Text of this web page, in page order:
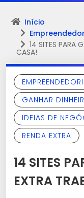
Início
14 SITES PARA
CASA!
GANHAR
IDEIAS DE
RENDA EXTRA
14 SITES
EXTRA